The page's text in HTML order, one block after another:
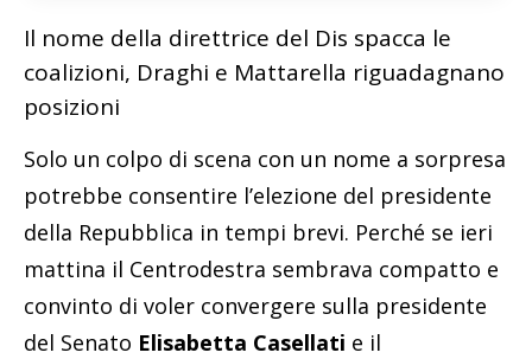
Il nome della direttrice del Dis spacca le
coalizioni, Draghi e Mattarella riguadagnano
posizioni
Solo un colpo di scena con un nome a sorpresa
potrebbe consentire l’elezione del presidente
della Repubblica in tempi brevi. Perché se ieri
mattina il Centrodestra sembrava compatto e
convinto di voler convergere sulla presidente
del Senato Elisabetta Casellati e il